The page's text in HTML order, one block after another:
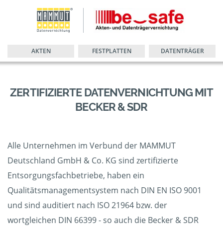
AKTEN FESTPLATTEN DATENTRÄGER
ZERTIFIZIERTE DATENVERNICHTUNG MIT
BECKER & SDR
Alle Unternehmen im Verbund der MAMMUT
Deutschland GmbH & Co. KG sind zertifizierte
Entsorgungsfachbetriebe, haben ein
Qualitätsmanagementsystem nach DIN EN ISO 9001
und sind auditiert nach ISO 21964 bzw. der
wortgleichen DIN 66399 - so auch die Becker & SDR